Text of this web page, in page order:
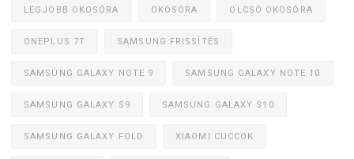
LEGJOBB OKOSÓRA OKOSÓRA OLCSÓ OKOSÓRA
ONEPLUS 7T SAMSUNG FRISSÍTÉS
SAMSUNG GALAXY NOTE 9 SAMSUNG GALAXY NOTE 10
SAMSUNG GALAXY S9 SAMSUNG GALAXY S10
SAMSUNG GALAXY FOLD XIAOMI CUCCOK